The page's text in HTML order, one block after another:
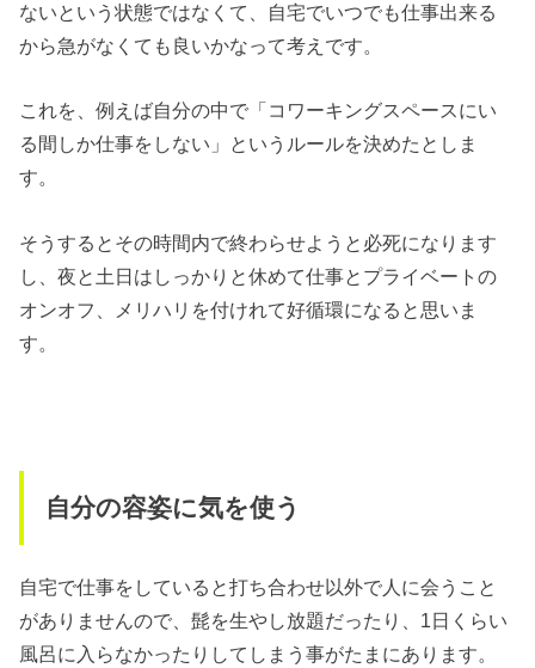
ないという状態ではなくて、自宅でいつでも仕事出来る
から急がなくても良いかなって考えです。
これを、例えば自分の中で「コワーキングスペースにい
る間しか仕事をしない」というルールを決めたとしま
す。
そうするとその時間内で終わらせようと必死になります
し、夜と土日はしっかりと休めて仕事とプライベートの
オンオフ、メリハリを付けれて好循環になると思いま
す。
自分の容姿に気を使う
自宅で仕事をしていると打ち合わせ以外で人に会うこと
がありませんので、髭を生やし放題だったり、1日くらい
風呂に入らなかったりしてしまう事がたまにあります。